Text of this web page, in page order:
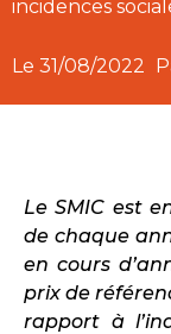
incidences
Le 31/08/2022
Le SMIC est
de chaque
en cours
prix de
rapport à